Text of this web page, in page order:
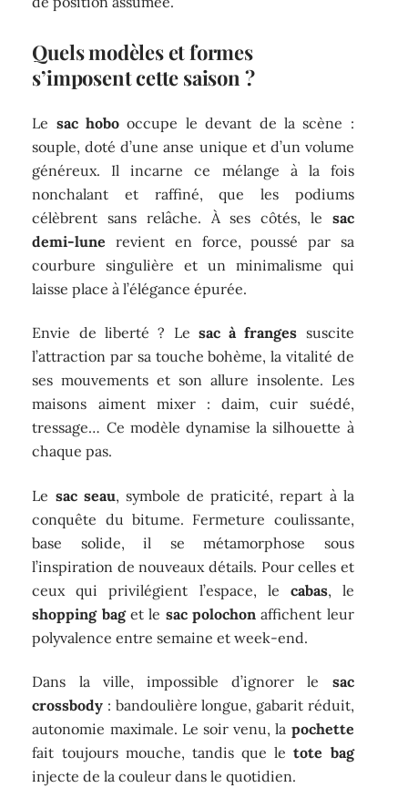
Quels modèles et formes
s’imposent cette saison ?
Le sac hobo occupe le devant de la scène :
souple, doté d’une anse unique et d’un volume
généreux. Il incarne ce mélange à la fois
nonchalant et raffiné, que les podiums
célèbrent sans relâche. À ses côtés, le sac
demi-lune revient en force, poussé par sa
courbure singulière et un minimalisme qui
laisse place à l’élégance épurée.
Envie de liberté ? Le sac à franges suscite
l’attraction par sa touche bohème, la vitalité de
ses mouvements et son allure insolente. Les
maisons aiment mixer : daim, cuir suédé,
tressage… Ce modèle dynamise la silhouette à
chaque pas.
Le sac seau, symbole de praticité, repart à la
conquête du bitume. Fermeture coulissante,
base solide, il se métamorphose sous
l’inspiration de nouveaux détails. Pour celles et
ceux qui privilégient l’espace, le cabas, le
shopping baget le sac polochon affichent leur
polyvalence entre semaine et week-end.
Dans la ville, impossible d’ignorer le sac
crossbody : bandoulière longue, gabarit réduit,
autonomie maximale. Le soir venu, la pochette
fait toujours mouche, tandis que letote bag
injecte de la couleur dans le quotidien.